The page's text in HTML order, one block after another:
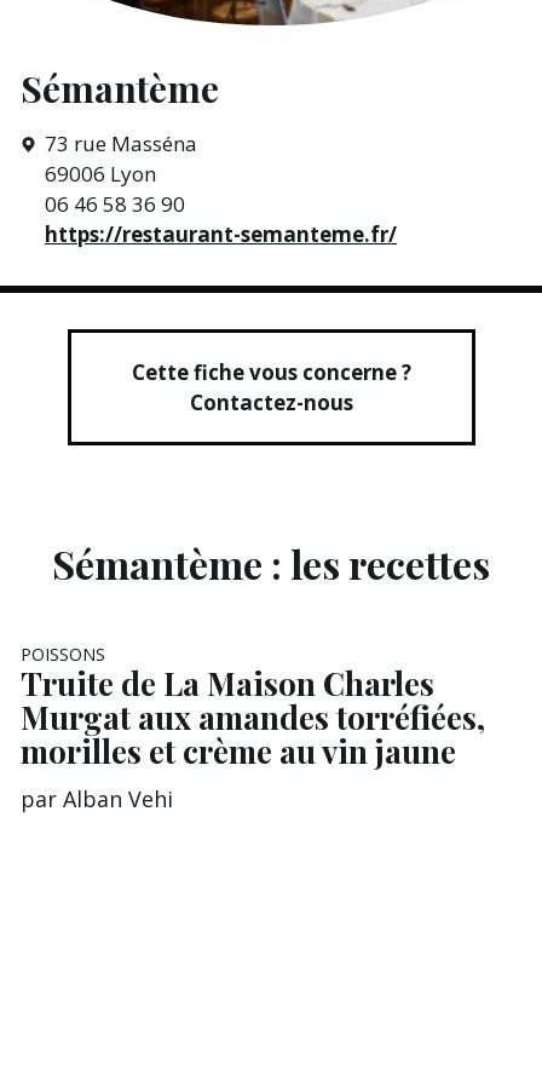
Sémantème
73 rue Masséna
69006 Lyon
06 46 58 36 90
https://restaurant-semanteme.fr/
Cette fiche vous concerne ?
Contactez-nous
Sémantème : les recettes
POISSONS
Truite de La Maison Charles
Murgat aux amandes torréfiées,
morilles et crème au vin jaune
par Alban Vehi